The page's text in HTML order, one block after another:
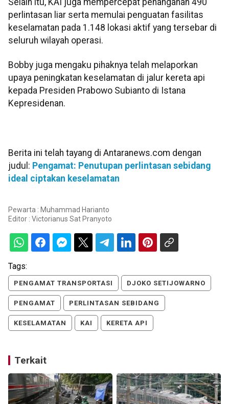
Selain itu, KAI juga mempercepat penanganan 490
perlintasan liar serta memulai penguatan fasilitas
keselamatan pada 1.148 lokasi aktif yang tersebar di
seluruh wilayah operasi.
Bobby juga mengaku pihaknya telah melaporkan
upaya peningkatan keselamatan di jalur kereta api
kepada Presiden Prabowo Subianto di Istana
Kepresidenan.
Berita ini telah tayang di Antaranews.com dengan
judul: Pengamat: Penutupan perlintasan sebidang
ideal ciptakan keselamatan
Pewarta : Muhammad Harianto
Editor : Victorianus Sat Pranyoto
Tags:
PENGAMAT TRANSPORTASI DJOKO SETIJOWARNO
PENGAMAT PERLINTASAN SEBIDANG
KESELAMATAN KAI KERETA API
Terkait